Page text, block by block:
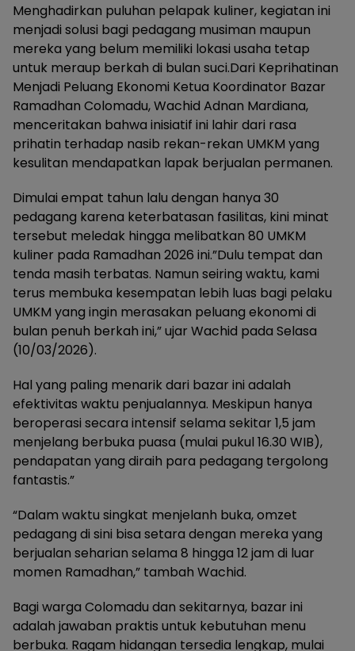
Menghadirkan puluhan pelapak kuliner, kegiatan ini
menjadi solusi bagi pedagang musiman maupun
mereka yang belum memiliki lokasi usaha tetap
untuk meraup berkah di bulan suci.Dari Keprihatinan
Menjadi Peluang Ekonomi Ketua Koordinator Bazar
Ramadhan Colomadu, Wachid Adnan Mardiana,
menceritakan bahwa inisiatif ini lahir dari rasa
prihatin terhadap nasib rekan-rekan UMKM yang
kesulitan mendapatkan lapak berjualan permanen.
Dimulai empat tahun lalu dengan hanya 30
pedagang karena keterbatasan fasilitas, kini minat
tersebut meledak hingga melibatkan 80 UMKM
kuliner pada Ramadhan 2026 ini.”Dulu tempat dan
tenda masih terbatas. Namun seiring waktu, kami
terus membuka kesempatan lebih luas bagi pelaku
UMKM yang ingin merasakan peluang ekonomi di
bulan penuh berkah ini,” ujar Wachid pada Selasa
(10/03/2026).
Hal yang paling menarik dari bazar ini adalah
efektivitas waktu penjualannya. Meskipun hanya
beroperasi secara intensif selama sekitar 1,5 jam
menjelang berbuka puasa (mulai pukul 16.30 WIB),
pendapatan yang diraih para pedagang tergolong
fantastis.”
“Dalam waktu singkat menjelanh buka, omzet
pedagang di sini bisa setara dengan mereka yang
berjualan seharian selama 8 hingga 12 jam di luar
momen Ramadhan,” tambah Wachid.
Bagi warga Colomadu dan sekitarnya, bazar ini
adalah jawaban praktis untuk kebutuhan menu
berbuka. Ragam hidangan tersedia lengkap, mulai